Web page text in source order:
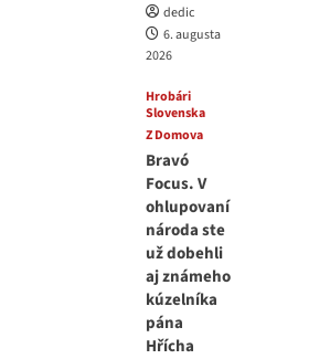
dedic
6. augusta
2026
Hrobári
Slovenska
Z Domova
Bravó
Focus. V
ohlupovaní
národa ste
už dobehli
aj známeho
kúzelníka
pána
Hřícha